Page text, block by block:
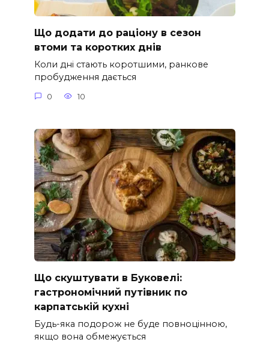
Що додати до раціону в сезон
втоми та коротких днів
Коли дні стають коротшими, ранкове
пробудження дається
0 10
Що скуштувати в Буковелі:
гастрономічний путівник по
карпатській кухні
Будь-яка подорож не буде повноцінною,
якщо вона обмежується